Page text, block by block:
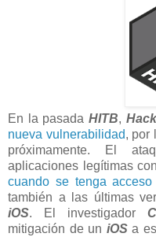
En la pasada HITB,
nueva vulnerabilidad, por
próximamente. El
aplicaciones legítimas
cuando se tenga
también a las últimas
iOS. El investigador
mitigación de un iOS a